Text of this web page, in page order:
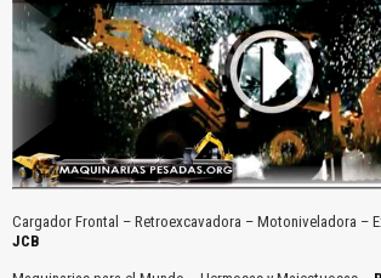
Cargador Frontal – Retroexcavadora – Motoniveladora –
JCB